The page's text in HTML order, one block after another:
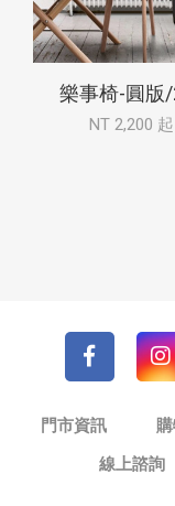
樂事椅-圓版
NT 2,200 起
門市資訊
線上諮詢